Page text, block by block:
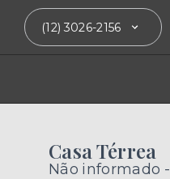
(12) 3026-2156
Casa Térrea
Não informado